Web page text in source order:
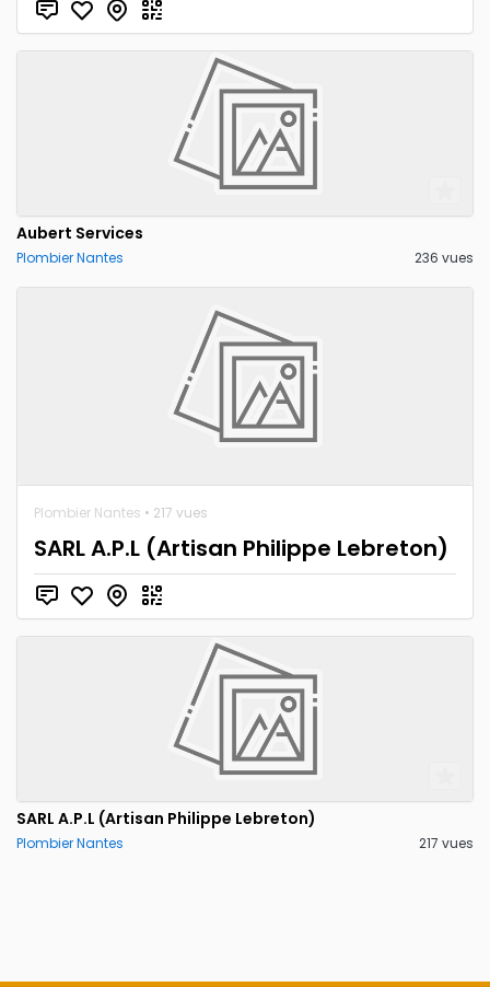
Aubert Services
Plombier Nantes 236 vues
Plombier Nantes • 217 vues
SARL A.P.L (Artisan Philippe Lebreton)
SARL A.P.L (Artisan Philippe Lebreton)
Plombier Nantes 217 vues